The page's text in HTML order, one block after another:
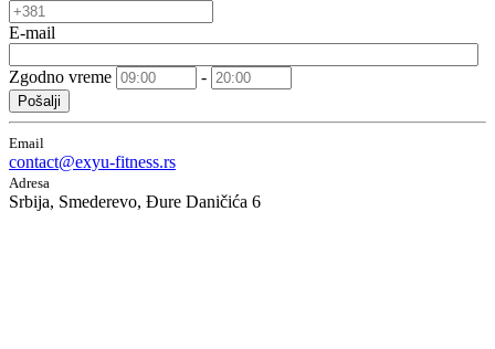
E-mail
Zgodno vreme -
Pošalji
Email
contact@exyu-fitness.rs
Adresa
Srbija, Smederevo, Đure Daničića 6